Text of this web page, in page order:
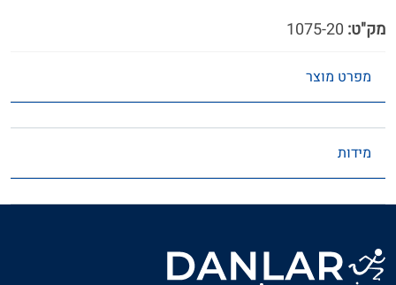
מק"ט:
מפרט מוצר
מידות